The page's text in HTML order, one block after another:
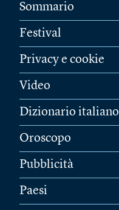
Sommario
Festival
Privacy e cookie
Video
Dizionario italiano
Oroscopo
Pubblicità
Paesi